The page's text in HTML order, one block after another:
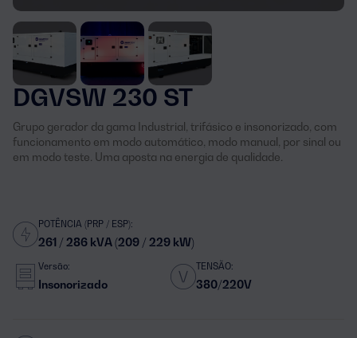
DGVSW 230 ST
Grupo gerador da gama Industrial, trifásico e insonorizado, com
funcionamento em modo automático, modo manual, por sinal ou
em modo teste. Uma aposta na energia de qualidade.
POTÊNCIA (PRP / ESP):
261 / 286 kVA (209 / 229 kW)
Versão:
Insonorizado
TENSÃO:
380/220V